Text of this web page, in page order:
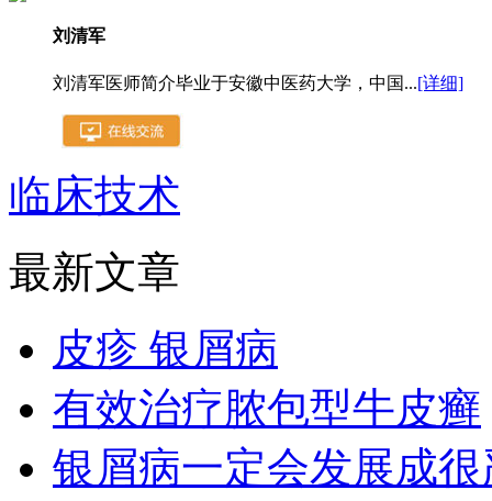
刘清军
刘清军医师简介毕业于安徽中医药大学，中国...[详细]
临床技术
最新文章
皮疹 银屑病
有效治疗脓包型牛皮癣
银屑病一定会发展成